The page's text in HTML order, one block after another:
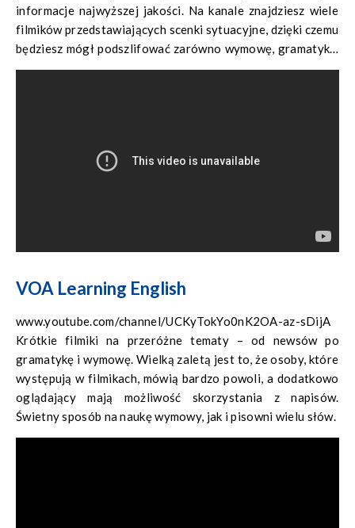
informacje najwyższej jakości. Na kanale znajdziesz wiele
filmików przedstawiających scenki sytuacyjne, dzięki czemu
będziesz mógł podszlifować zarówno wymowę, gramatykę,
jak i wiedzę o brytyjskiej kulturze.
VOA Learning English
www.youtube.com/channel/UCKyTokYo0nK2OA-az-sDijA
Krótkie filmiki na przeróżne tematy – od newsów po
gramatykę i wymowę. Wielką zaletą jest to, że osoby, które
występują w filmikach, mówią bardzo powoli, a dodatkowo
oglądający mają możliwość skorzystania z napisów.
Świetny sposób na naukę wymowy, jak i pisowni wielu słów.